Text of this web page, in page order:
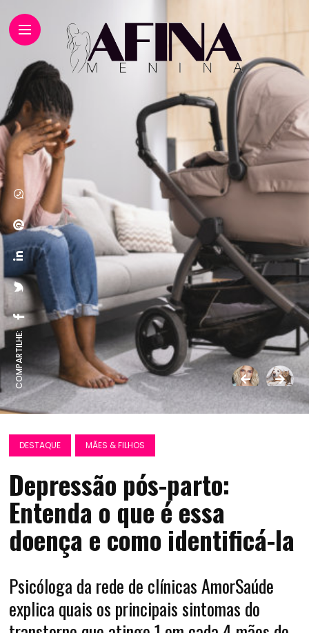
COMPARTILHE:
DESTAQUE MÃES & FILHOS
Depressão pós-parto:
Entenda o que é essa
doença e como identificá-la
Psicóloga da rede de clínicas AmorSaúde
explica quais os principais sintomas do